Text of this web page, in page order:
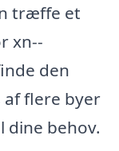
træffe et
xn--
den
flere byer
dine behov.